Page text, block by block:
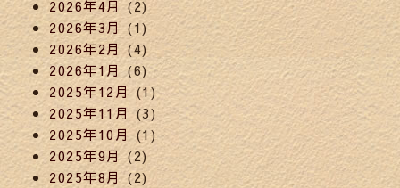
2026年4月(2)
2026年3月(1)
2026年2月 (4)
2026年1月 (6)
2025年12月(1)
2025年11月 (3)
2025年10月(1)
2025年9月(2)
2025年8月(2)